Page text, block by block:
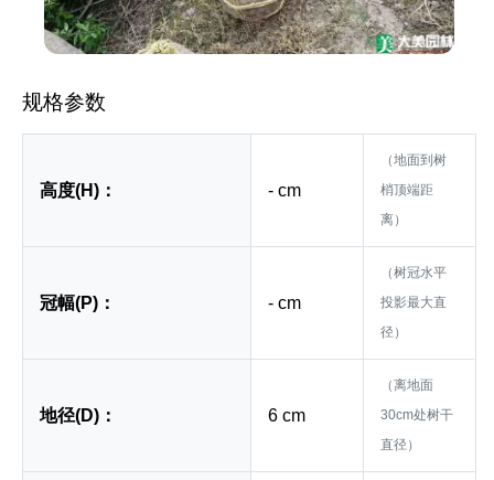
规格参数
高度(H)： - cm
（地面到树
梢顶端距
离）
冠幅(P)： - cm
（树冠水平
投影最大直
径）
地径(D)： 6 cm
（离地面
30cm处树干
直径）